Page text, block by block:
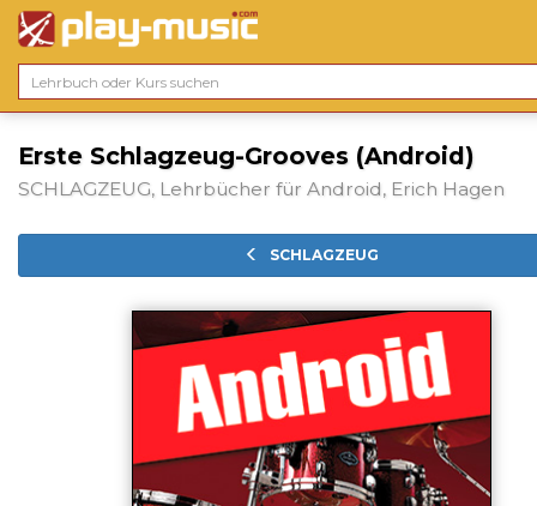
Erste Schlagzeug-Grooves (Android)
SCHLAGZEUG, Lehrbücher für Android, Erich Hagen
SCHLAGZEUG